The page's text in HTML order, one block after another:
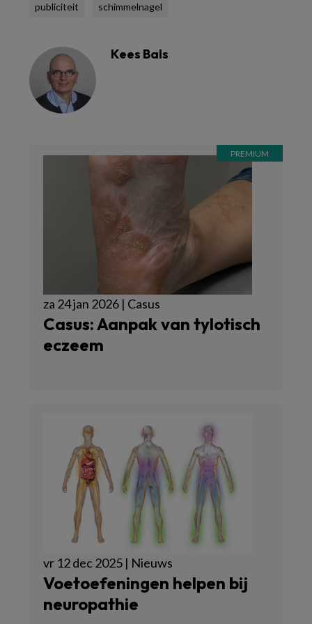
publiciteit schimmelnagel
Kees Bals
za 24 jan 2026 | Casus
Casus: Aanpak van tylotisch
eczeem
vr 12 dec 2025 | Nieuws
Voetoefeningen helpen bij
neuropathie